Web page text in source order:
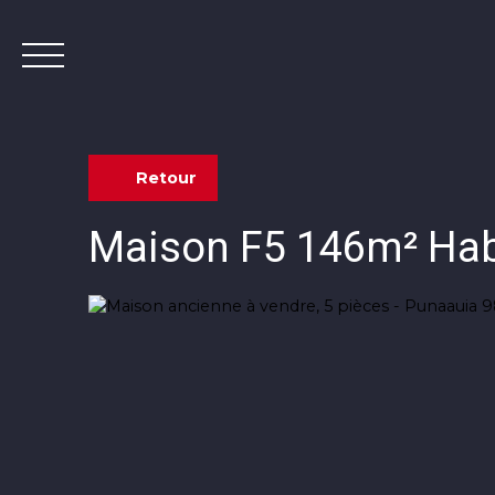
Contact
Retour
Maison F5 146m²